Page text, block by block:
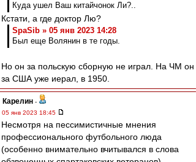
Куда ушел Ваш китайчонок Ли?..
Кстати, а где доктор Лю?
SpaSib » 05 янв 2023 14:28
Был еще Волянин в те годы.
Но он за польскую сборную не играл. На ЧМ он
за США уже иерал, в 1950.
Карелин -
05 янв 2023 18:45
Несмотря на пессимистичные мнения
профессионального футбольного люда
(особенно внимательно вчитывался в слова